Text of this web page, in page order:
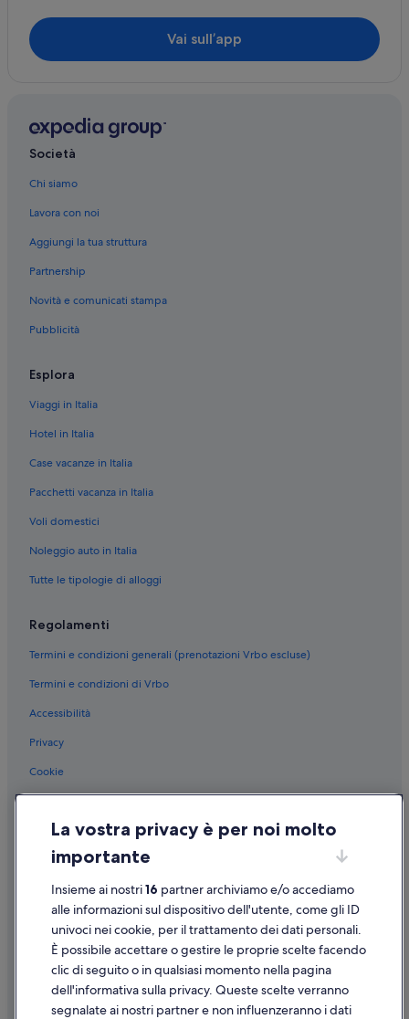
Castello di Saint-Pierre: hotel nelle vicinanze
Villes Dessous: Hotel con piscina
Introd: Resort e hotel con spa
Arvier: Hotel con bar
Arvier: Hotel sulla neve
Arvier: Hotel sulla spiaggia
Villeneuve: Hotel con piscina
Villeneuve: hotel a 2 stelle
La Crete: hotel a 5 stelle
Vai sull’app
Società
Chi siamo
Lavora con noi
Aggiungi la tua struttura
Partnership
Novità e comunicati stampa
Pubblicità
Esplora
Viaggi in Italia
Hotel in Italia
Case vacanze in Italia
Pacchetti vacanza in Italia
Voli domestici
Noleggio auto in Italia
Tutte le tipologie di alloggi
Regolamenti
Termini e condizioni generali (prenotazioni Vrbo escluse)
Termini e condizioni di Vrbo
Accessibilità
Privacy
Cookie
Condizioni per l'utilizzo
Informazioni legali/Contatti
Linee guida sui contenuti e segnalazione dei contenuti
Supporto
Assistenza clienti
Contattaci
Come cancellare un volo
La vostra privacy è per noi molto
importante
Insieme ai nostri16 partner archiviamo e/o accediamo
alle informazioni sul dispositivo dell'utente, come gli ID
univoci nei cookie, per il trattamento dei dati personali.
È possibile accettare o gestire le proprie scelte facendo
clic di seguito o in qualsiasi momento nella pagina
dell'informativa sulla privacy. Queste scelte verranno
segnalate ai nostri partner e non influenzeranno i dati